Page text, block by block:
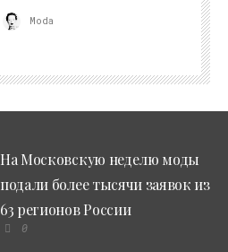
Moda
На Московскую неделю моды
подали более тысячи заявок из
63 регионов России
0